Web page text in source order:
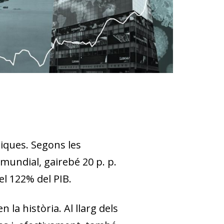
Segons les
gairebé 20 p. p.
122% del PIB.
la història. Al llarg dels